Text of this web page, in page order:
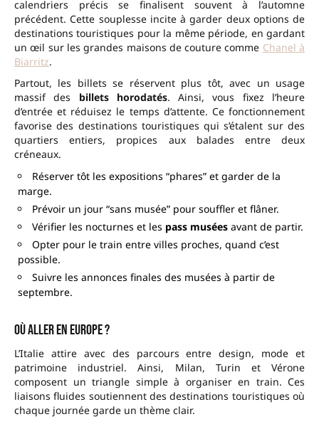
calendriers précis se finalisent souvent à l’automne
précédent. Cette souplesse incite à garder deux options de
destinations touristiques pour la même période, en gardant
un œil sur les grandes maisons de couture comme Chanel à
Biarritz.
Partout, les billets se réservent plus tôt, avec un usage
massif des billets horodatés. Ainsi, vous fixez l’heure
d’entrée et réduisez le temps d’attente. Ce fonctionnement
favorise des destinations touristiques qui s’étalent sur des
quartiers entiers, propices aux balades entre deux
créneaux.
Réserver tôt les expositions “phares” et garder de la
marge.
Prévoir un jour “sans musée” pour souffler et flâner.
Vérifier les nocturnes et les pass musées avant de partir.
Opter pour le train entre villes proches, quand c’est
possible.
Suivre les annonces finales des musées à partir de
septembre.
Où aller en Europe ?
L’Italie attire avec des parcours entre design, mode et
patrimoine industriel. Ainsi, Milan, Turin et Vérone
composent un triangle simple à organiser en train. Ces
liaisons fluides soutiennent des destinations touristiques où
chaque journée garde un thème clair.